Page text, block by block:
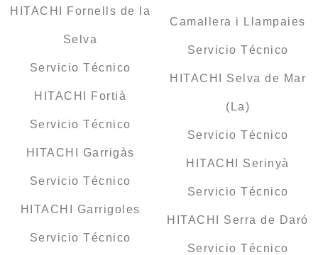
HITACHI Fornells de la
Selva
Servicio Técnico
HITACHI Fortià
Servicio Técnico
HITACHI Garrigàs
Servicio Técnico
HITACHI Garrigoles
Servicio Técnico
Camallera i Llampaies
Servicio Técnico
HITACHI Selva de Mar
(La)
Servicio Técnico
HITACHI Serinyà
Servicio Técnico
HITACHI Serra de Daró
Servicio Técnico